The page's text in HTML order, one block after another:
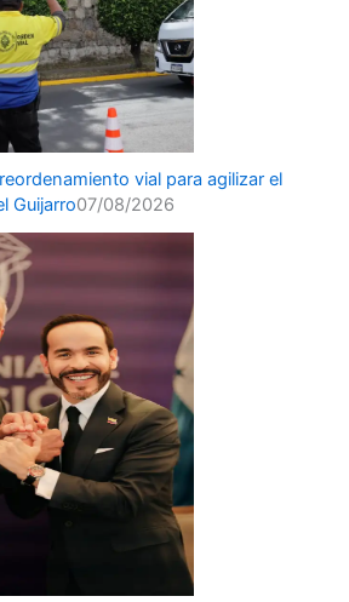
vial para agilizar el
Guijarro07/08/2026